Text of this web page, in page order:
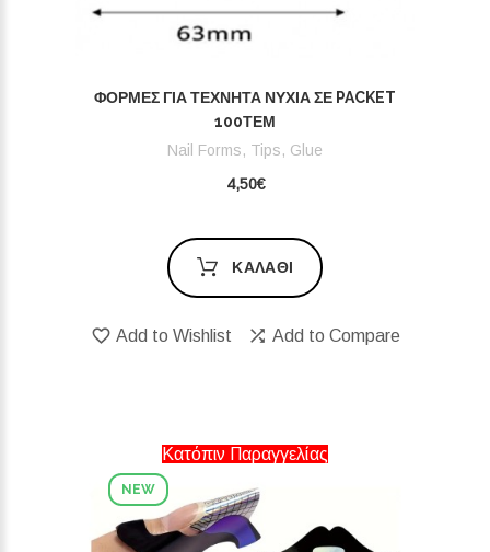
ΦΌΡΜΕΣ ΓΙΑ ΤΕΧΝΗΤΆ ΝΎΧΙΑ ΣΕ PACKET
100ΤΕΜ
Nail Forms, Tips, Glue
4,50€
ΚΑΛΆΘΙ
Add to Wishlist Add to Compare
Κατόπιν Παραγγελίας
NEW